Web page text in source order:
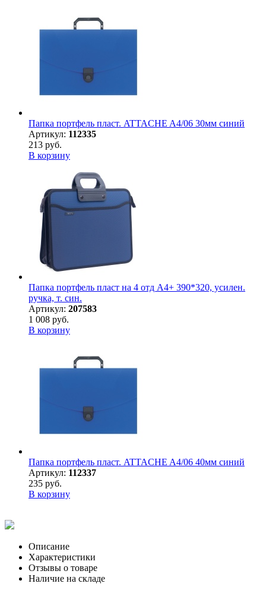
Папка портфель пласт. ATTACHE A4/06 30мм синий
Артикул: 112335
213 руб.
В корзину
Папка портфель пласт на 4 отд А4+ 390*320, усилен.
ручка, т. син.
Артикул: 207583
1 008 руб.
В корзину
Папка портфель пласт. ATTACHE A4/06 40мм синий
Артикул: 112337
235 руб.
В корзину
Описание
Характеристики
Отзывы о товаре
Наличие на складе